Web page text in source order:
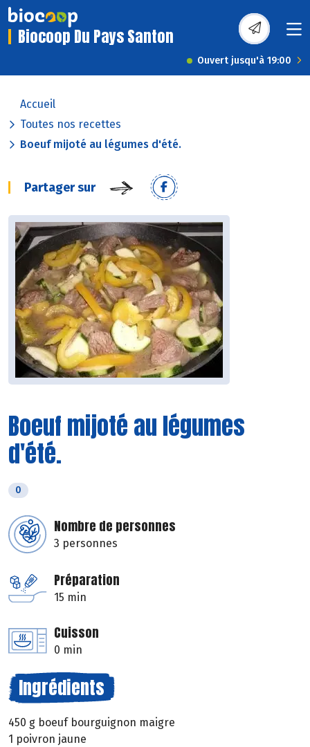
Biocoop Du Pays Santon
Ouvert jusqu'à 19:00
Accueil
Toutes nos recettes
Boeuf mijoté au légumes d'été.
Partager sur
Boeuf mijoté au légumes
d'été.
0
Nombre de personnes
3 personnes
Préparation
15 min
Cuisson
0 min
Ingrédients
450 g boeuf bourguignon maigre
1 poivron jaune